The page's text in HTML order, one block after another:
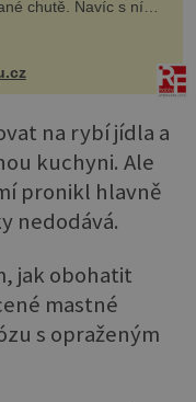
chutě. Navíc s ní
hodně hladových
sádlo 3 kg šunky
česneku hl...
na rybí jídla a
kuchyni. Ale
pronikl hlavně
nedodává.
jak obohatit
mastné
s opraženým